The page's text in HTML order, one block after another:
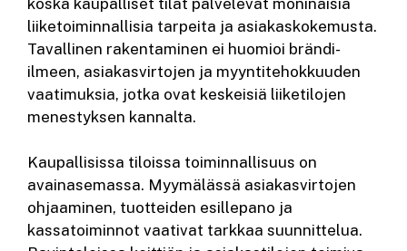
liiketoiminnallisia tarpeita ja asiakaskokemusta.
Tavallinen rakentaminen ei huomioi brändi-
ilmeen, asiakasvirtojen ja myyntitehokkuuden
vaatimuksia, jotka ovat keskeisiä liiketilojen
menestyksen kannalta.
Kaupallisissa tiloissa toiminnallisuus on
avainasemassa. Myymälässä asiakasvirtojen
ohjaaminen, tuotteiden esillepano ja
kassatoiminnot vaativat tarkkaa suunnittelua.